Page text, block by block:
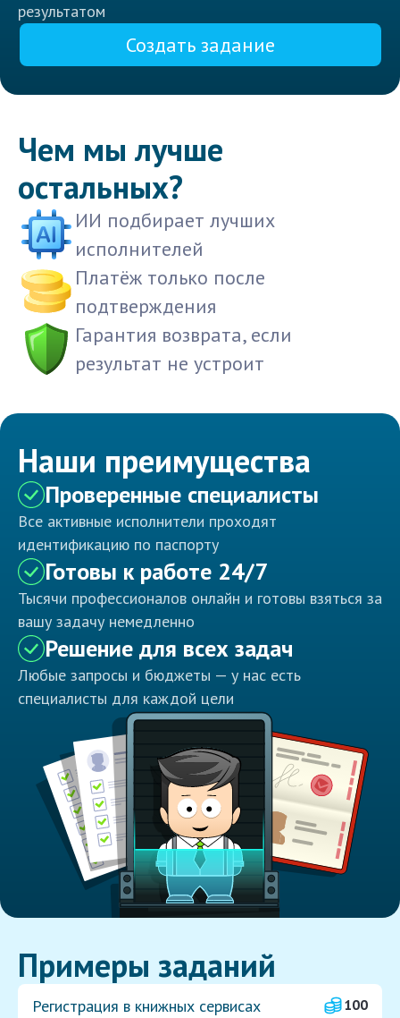
результатом
Создать задание
Чем мы лучше
остальных?
ИИ подбирает лучших
исполнителей
Платёж только после
подтверждения
Гарантия возврата, если
результат не устроит
Наши преимущества
Проверенные специалисты
Все активные исполнители проходят
идентификацию по паспорту
Готовы к работе 24/7
Тысячи профессионалов онлайн и готовы взяться за
вашу задачу немедленно
Решение для всех задач
Любые запросы и бюджеты — у нас есть
специалисты для каждой цели
Примеры заданий
Регистрация в книжных сервисах
100